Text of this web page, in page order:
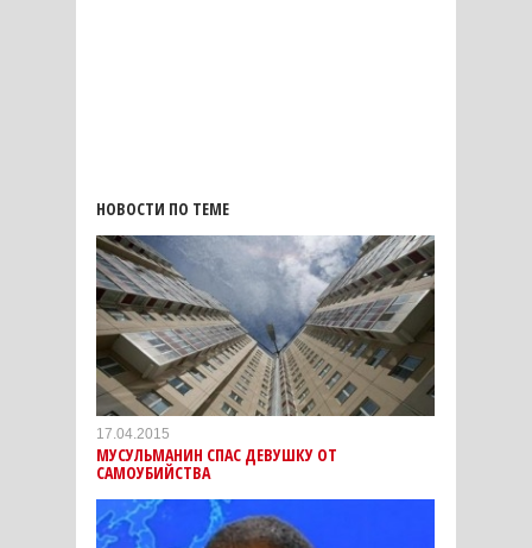
НОВОСТИ ПО ТЕМЕ
17.04.2015
МУСУЛЬМАНИН СПАС ДЕВУШКУ ОТ
САМОУБИЙСТВА